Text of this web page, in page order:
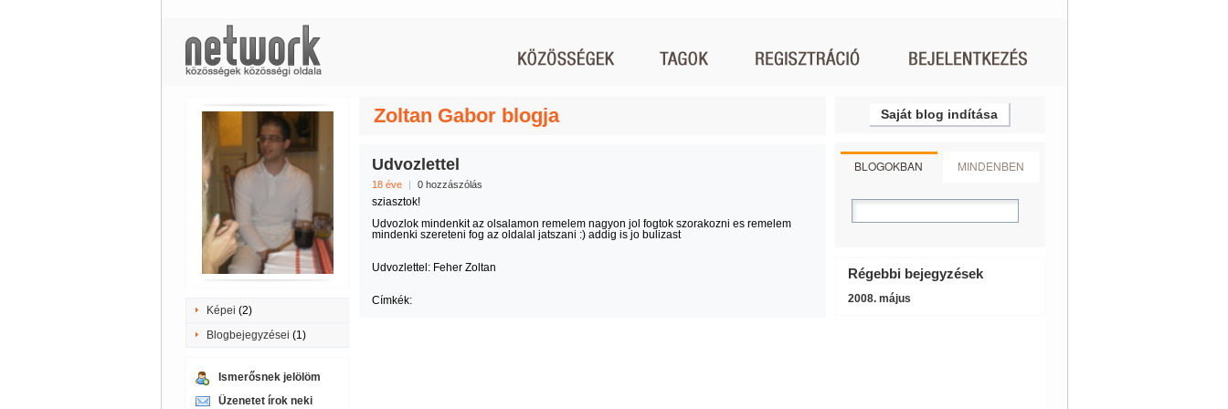
Képei (2)
Blogbejegyzései (1)
Ismerősnek jelölöm
Üzenetet írok neki
Zoltan Gabor blogja
Udvozlettel
18 éve | 0 hozzászólás
sziasztok!
Udvozlok mindenkit az olsalamon remelem nagyon jol fogtok szorakozni es remelem
mindenki szereteni fog az oldalal jatszani :) addig is jo bulizast
Udvozlettel: Feher Zoltan
Címkék:
Saját blog indítása
BLOGOKBAN MINDENBEN
Régebbi bejegyzések
2008. május